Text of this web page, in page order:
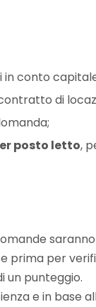
in conto
di
posto letto,
prima per
un punteggio.
e in base